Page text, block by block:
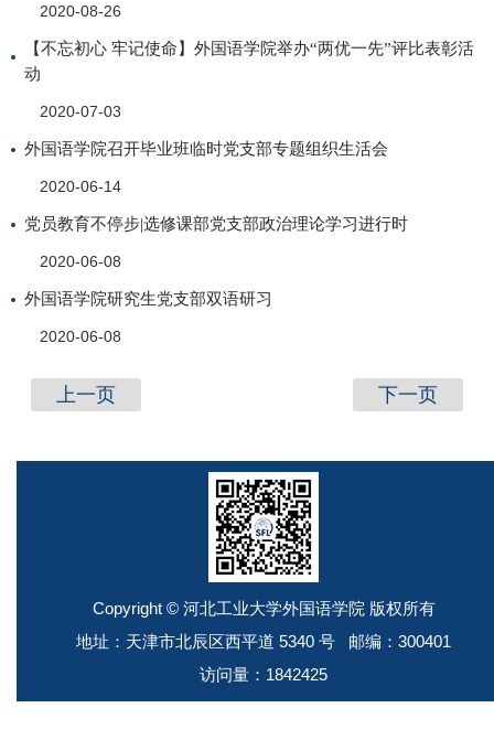
2020-08-26
【不忘初心 牢记使命】外国语学院举办“两优一先”评比表彰活
动
2020-07-03
外国语学院召开毕业班临时党支部专题组织生活会
2020-06-14
党员教育不停步|选修课部党支部政治理论学习进行时
2020-06-08
外国语学院研究生党支部双语研习
2020-06-08
上一页 下一页
Copyright © 河北工业大学外国语学院 版权所有
地址：天津市北辰区西平道 5340 号 邮编：300401
访问量： 1842425